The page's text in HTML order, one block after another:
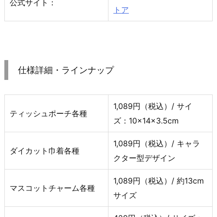
公式サイト：
トア
仕様詳細・ラインナップ
ティッシュポーチ各種
1,089円（税込）/ サイ
ズ：10×14×3.5cm
ダイカット巾着各種
1,089円（税込）/ キャラ
クター型デザイン
マスコットチャーム各種
1,089円（税込）/ 約13cm
サイズ